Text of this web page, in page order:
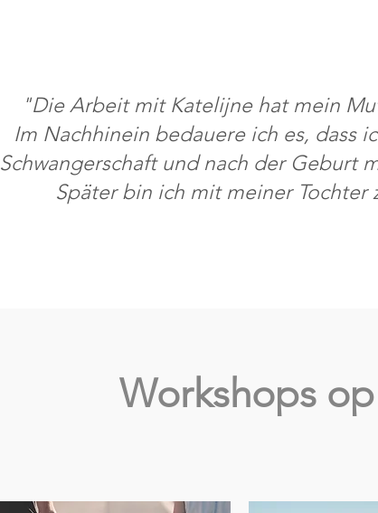
"Die Arbeit mit Katelijne hat mein
Im Nachhinein bedauere ich es, dass
Schwangerschaft und nach der Geburt
Später bin ich mit meiner
Workshops